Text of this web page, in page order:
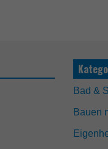
Bad &
Bauen